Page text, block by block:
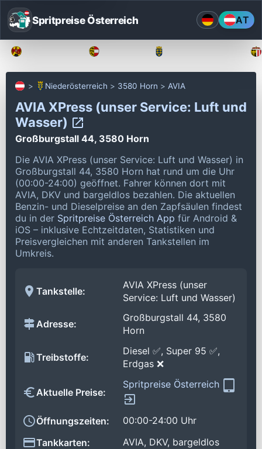
Spritpreise Österreich AT
Niederösterreich 3580 Horn AVIA
AVIA XPress (unser Service: Luft und
Wasser)
Großburgstall 44, 3580 Horn
Die AVIA XPress (unser Service: Luft und Wasser) in
Großburgstall 44, 3580 Horn hat rund um die Uhr
(00:00-24:00) geöffnet. Fahrer können dort mit
AVIA, DKV und bargeldlos bezahlen. Die aktuellen
Benzin- und Dieselpreise an den Zapfsäulen findest
du in der Spritpreise Österreich App für Android &
iOS – inklusive Echtzeitdaten, Statistiken und
Preisvergleichen mit anderen Tankstellen im
Umkreis.
Tankstelle:
AVIA XPress (unser
Service: Luft und Wasser)
Adresse:
Großburgstall 44, 3580
Horn
Treibstoffe:
Diesel ✅, Super 95 ✅,
Erdgas ❌
Aktuelle Preise:
Spritpreise Österreich
Öffnungszeiten:
00:00-24:00 Uhr
Tankkarten:
AVIA, DKV, bargeldlos